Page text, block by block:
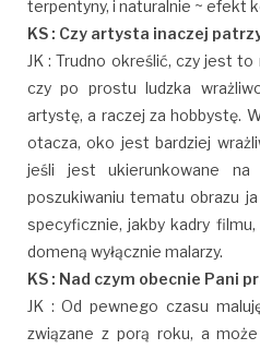
terpentyny, i naturalnie ~ efekt
KS : Czy artysta inaczej
JK : Trudno określić, czy jest
czy po prostu ludzka
artystę, a raczej za hobbystę.
otacza, oko jest bardziej
jeśli jest ukierunkowane na
poszukiwaniu tematu obrazu
specyficznie, jakby kadry
domeną wyłącznie malarzy.
KS : Nad czym obecnie Pani
JK : Od pewnego czasu
związane z porą roku, a